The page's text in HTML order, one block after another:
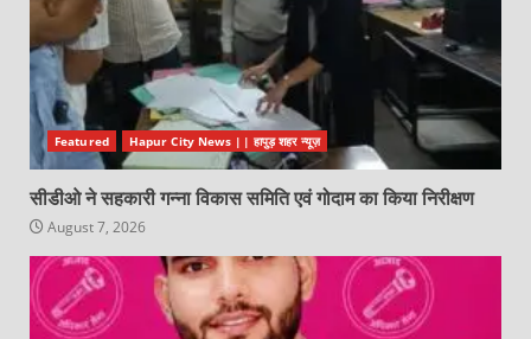
Featured Hapur City News || हापुड़ शहर न्यूज़
सीडीओ ने सहकारी गन्ना विकास समिति एवं गोदाम का किया निरीक्षण
August 7, 2026